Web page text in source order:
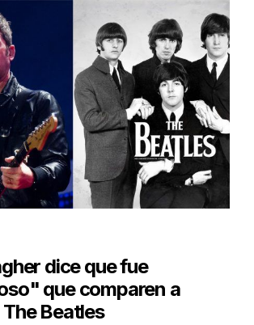
dice que fue
que comparen a
Beatles